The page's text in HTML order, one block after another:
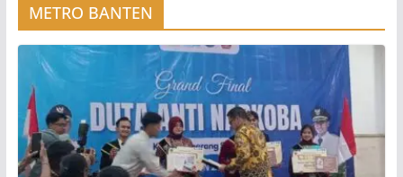
METRO BANTEN